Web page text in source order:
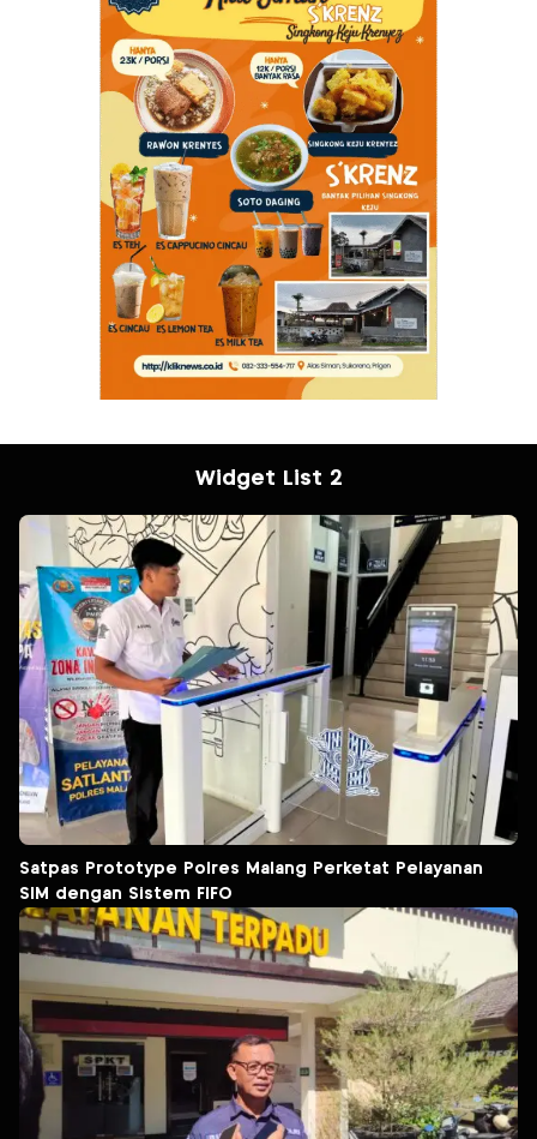
Widget List 2
Satpas Prototype Polres Malang Perketat Pelayanan
SIM dengan Sistem FIFO